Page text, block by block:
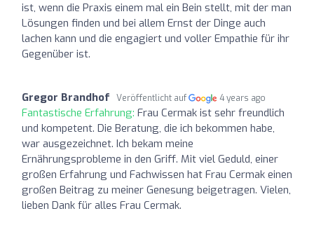
ist, wenn die Praxis einem mal ein Bein stellt, mit der man
Lösungen finden und bei allem Ernst der Dinge auch
lachen kann und die engagiert und voller Empathie für ihr
Gegenüber ist.
Gregor Brandhof Veröffentlicht auf 4 years ago
Fantastische Erfahrung: Frau Cermak ist sehr freundlich
und kompetent. Die Beratung, die ich bekommen habe,
war ausgezeichnet. Ich bekam meine
Ernährungsprobleme in den Griff. Mit viel Geduld, einer
großen Erfahrung und Fachwissen hat Frau Cermak einen
großen Beitrag zu meiner Genesung beigetragen. Vielen,
lieben Dank für alles Frau Cermak.